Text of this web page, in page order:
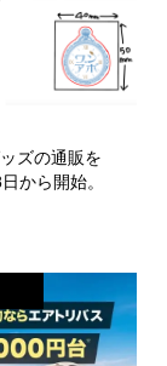
ズの通販を
から開始。